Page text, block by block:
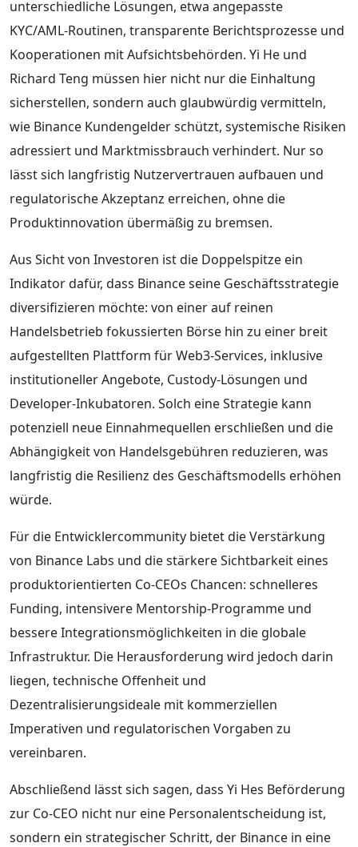
unterschiedliche Lösungen, etwa angepasste
KYC/AML‑Routinen, transparente Berichtsprozesse und
Kooperationen mit Aufsichtsbehörden. Yi He und
Richard Teng müssen hier nicht nur die Einhaltung
sicherstellen, sondern auch glaubwürdig vermitteln,
wie Binance Kundengelder schützt, systemische Risiken
adressiert und Marktmissbrauch verhindert. Nur so
lässt sich langfristig Nutzervertrauen aufbauen und
regulatorische Akzeptanz erreichen, ohne die
Produktinnovation übermäßig zu bremsen.
Aus Sicht von Investoren ist die Doppelspitze ein
Indikator dafür, dass Binance seine Geschäftsstrategie
diversifizieren möchte: von einer auf reinen
Handelsbetrieb fokussierten Börse hin zu einer breit
aufgestellten Plattform für Web3-Services, inklusive
institutioneller Angebote, Custody-Lösungen und
Developer-Inkubatoren. Solch eine Strategie kann
potenziell neue Einnahmequellen erschließen und die
Abhängigkeit von Handelsgebühren reduzieren, was
langfristig die Resilienz des Geschäftsmodells erhöhen
würde.
Für die Entwicklercommunity bietet die Verstärkung
von Binance Labs und die stärkere Sichtbarkeit eines
produktorientierten Co-CEOs Chancen: schnelleres
Funding, intensivere Mentorship‑Programme und
bessere Integrationsmöglichkeiten in die globale
Infrastruktur. Die Herausforderung wird jedoch darin
liegen, technische Offenheit und
Dezentralisierungsideale mit kommerziellen
Imperativen und regulatorischen Vorgaben zu
vereinbaren.
Abschließend lässt sich sagen, dass Yi Hes Beförderung
zur Co-CEO nicht nur eine Personalentscheidung ist,
sondern ein strategischer Schritt, der Binance in eine